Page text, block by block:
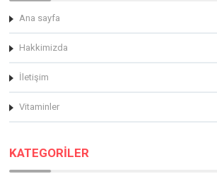
Ana sayfa
Hakkimizda
İletişim
Vitaminler
KATEGORİLER